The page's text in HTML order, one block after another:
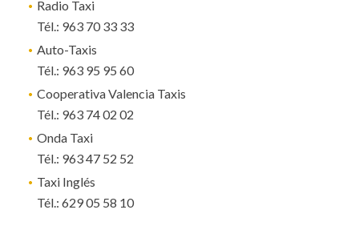
Radio Taxi
Tél.: 963 70 33 33
Auto-Taxis
Tél.: 963 95 95 60
Cooperativa Valencia Taxis
Tél.: 963 74 02 02
Onda Taxi
Tél.: 963 47 52 52
Taxi Inglés
Tél.: 629 05 58 10